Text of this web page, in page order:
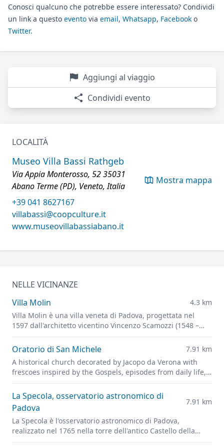
Conosci qualcuno che potrebbe essere interessato? Condividi
un link a questo evento via email, Whatsapp, Facebook o
Twitter.
Aggiungi al viaggio
Condividi evento
LOCALITÀ
Museo Villa Bassi Rathgeb
Via Appia Monterosso, 52 35031
Abano Terme (PD), Veneto, Italia
Mostra mappa
+39 041 8627167
villabassi@coopculture.it
www.museovillabassiabano.it
NELLE VICINANZE
Villa Molin
4.3 km
Villa Molin è una villa veneta di Padova, progettata nel
1597 dall'architetto vicentino Vincenzo Scamozzi (1548 –
1616), architetto, scenografo, trattatista di ampia cultura
operante a Vicenza e nell'area veneziana, dove fu la figura
più importante tra Andrea Palladio e Baldassare Longhena.
Oratorio di San Michele
7.91 km
A historical church decorated by Jacopo da Verona with
frescoes inspired by the Gospels, episodes from daily life,
and portraits of leading figures of fourteenth-century
Padua
La Specola, osservatorio astronomico di
Padova
7.91 km
La Specola è l'osservatorio astronomico di Padova,
realizzato nel 1765 nella torre dell'antico Castello della
città.